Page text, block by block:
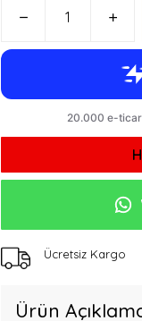
Ücretsiz Kargo
Ürün